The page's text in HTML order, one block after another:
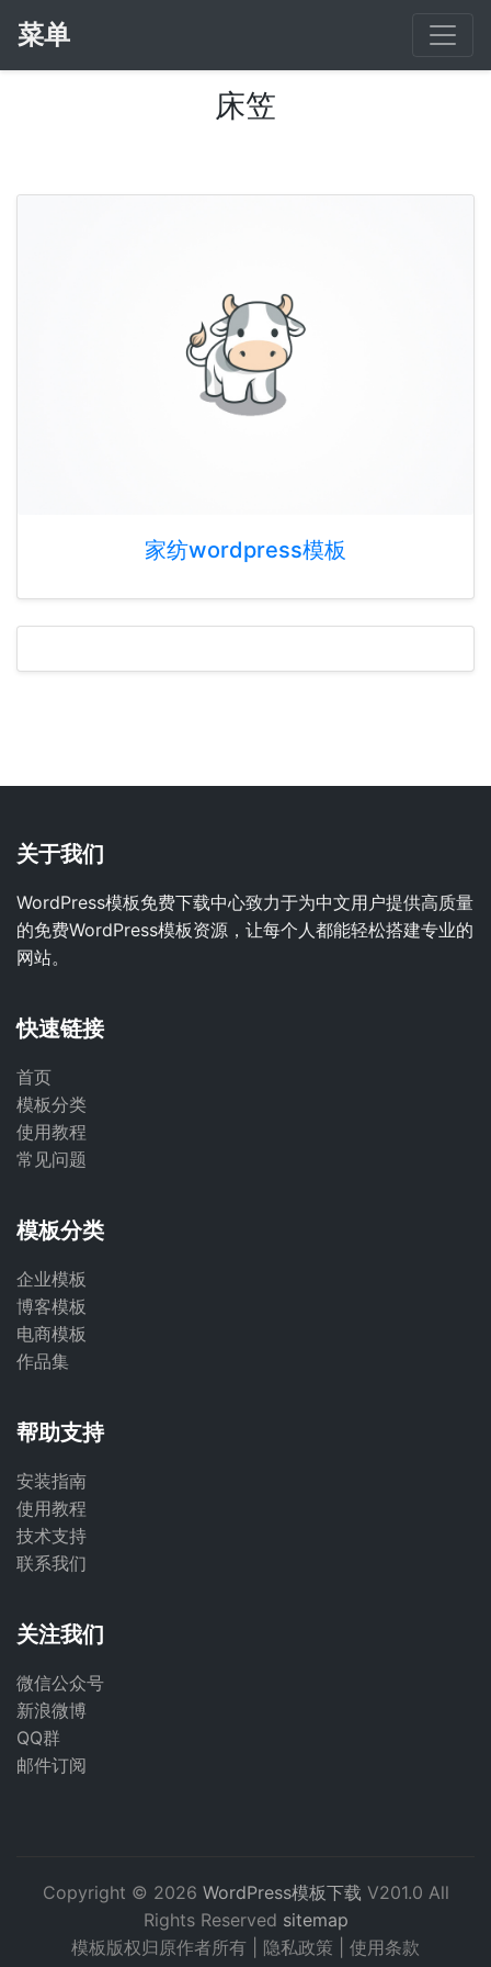
菜单
床笠
家纺wordpress模板
关于我们
WordPress模板免费下载中心致力于为中文用户提供高质量
的免费WordPress模板资源，让每个人都能轻松搭建专业的
网站。
快速链接
首页
模板分类
使用教程
常见问题
模板分类
企业模板
博客模板
电商模板
作品集
帮助支持
安装指南
使用教程
技术支持
联系我们
关注我们
微信公众号
新浪微博
QQ群
邮件订阅
Copyright © 2026 WordPress模板下载 V201.0 All
Rights Reserved sitemap
模板版权归原作者所有 | 隐私政策 使用条款